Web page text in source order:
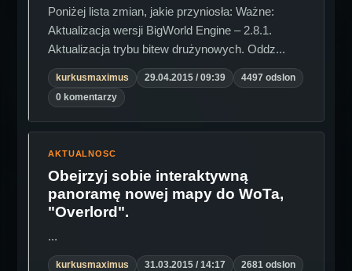
Poniżej lista zmian, jakie przyniosła: Ważne:
Aktualizacja wersji BigWorld Engine – 2.8.1.
Aktualizacja trybu bitew drużynowych. Oddz...
kurkusmaximus 29.04.2015 / 09:39
4497 odslon
0 komentarzy
AKTUALNOSC
Obejrzyj sobie interaktywną
panoramę nowej mapy do WoTa,
"Overlord".
...
kurkusmaximus 31.03.2015 / 14:17
2681 odslon